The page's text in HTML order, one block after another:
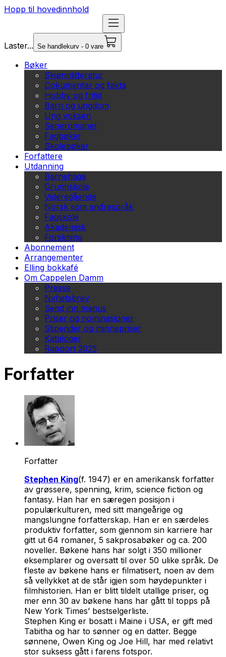
Hopp til hovedinnhold
Laster... Se handlekurv - 0 vare
Bøker
Skjønnlitteratur
Dokumentar og fakta
Hobby og fritid
Barn og ungdom
Ung voksen
Serieromaner
Fagbøker
Skolebøker
Forfattere
Utdanning
Barnehage
Grunnskole
Videregående
Norsk som andrespråk
Fagskole
Akademisk
Forskning
Abonnement
Arrangementer
Elling bokkafé
Om Cappelen Damm
Presse
Nyhetsbrev
Send inn manus
Priser og nominasjoner
Stipender og minnepriser
Kataloger
Rapport 2025
Forfatter
Forfatter
Stephen King(f. 1947) er en amerikansk forfatter
av grøssere, spenning, krim, science fiction og
fantasy. Han har en særegen posisjon i
populærkulturen, med sitt mangeårige og
mangslungne forfatterskap. Han er en særdeles
produktiv forfatter, som gjennom sin karriere har
gitt ut 64 romaner, 5 sakprosabøker og ca. 200
noveller. Bøkene hans har solgt i 350 millioner
eksemplarer og oversatt til over 50 ulike språk. De
fleste av bøkene hans er filmatisert, noen av dem
så vellykket at de står igjen som høydepunkter i
filmhistorien. Han er blitt tildelt utallige priser, og
mer enn 30 av bøkene hans har gått til topps på
New York Times’ bestselgerliste.
Stephen King er bosatt i Maine i USA, er gift med
Tabitha og har to sønner og en datter. Begge
sønnene, Owen King og Joe Hill, har med relativt
stor suksess gått i farens fotspor.